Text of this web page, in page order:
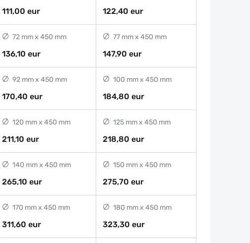
111,00 eur 122,40 eur
72 mm x 450 mm
136,10 eur
77 mm x 450 mm
147,90 eur
92 mm x 450 mm
170,40 eur
100 mm x 450 mm
184,80 eur
120 mm x 450 mm
211,10 eur
125 mm x 450 mm
218,80 eur
140 mm x 450 mm
265,10 eur
150 mm x 450 mm
275,70 eur
170 mm x 450 mm
311,60 eur
180 mm x 450 mm
323,30 eur